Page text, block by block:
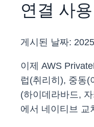
연결 사
게시된 날짜:
이제 AWS
럽(취리히), 중동(
(하이데라바드,
에서 네이티브 교